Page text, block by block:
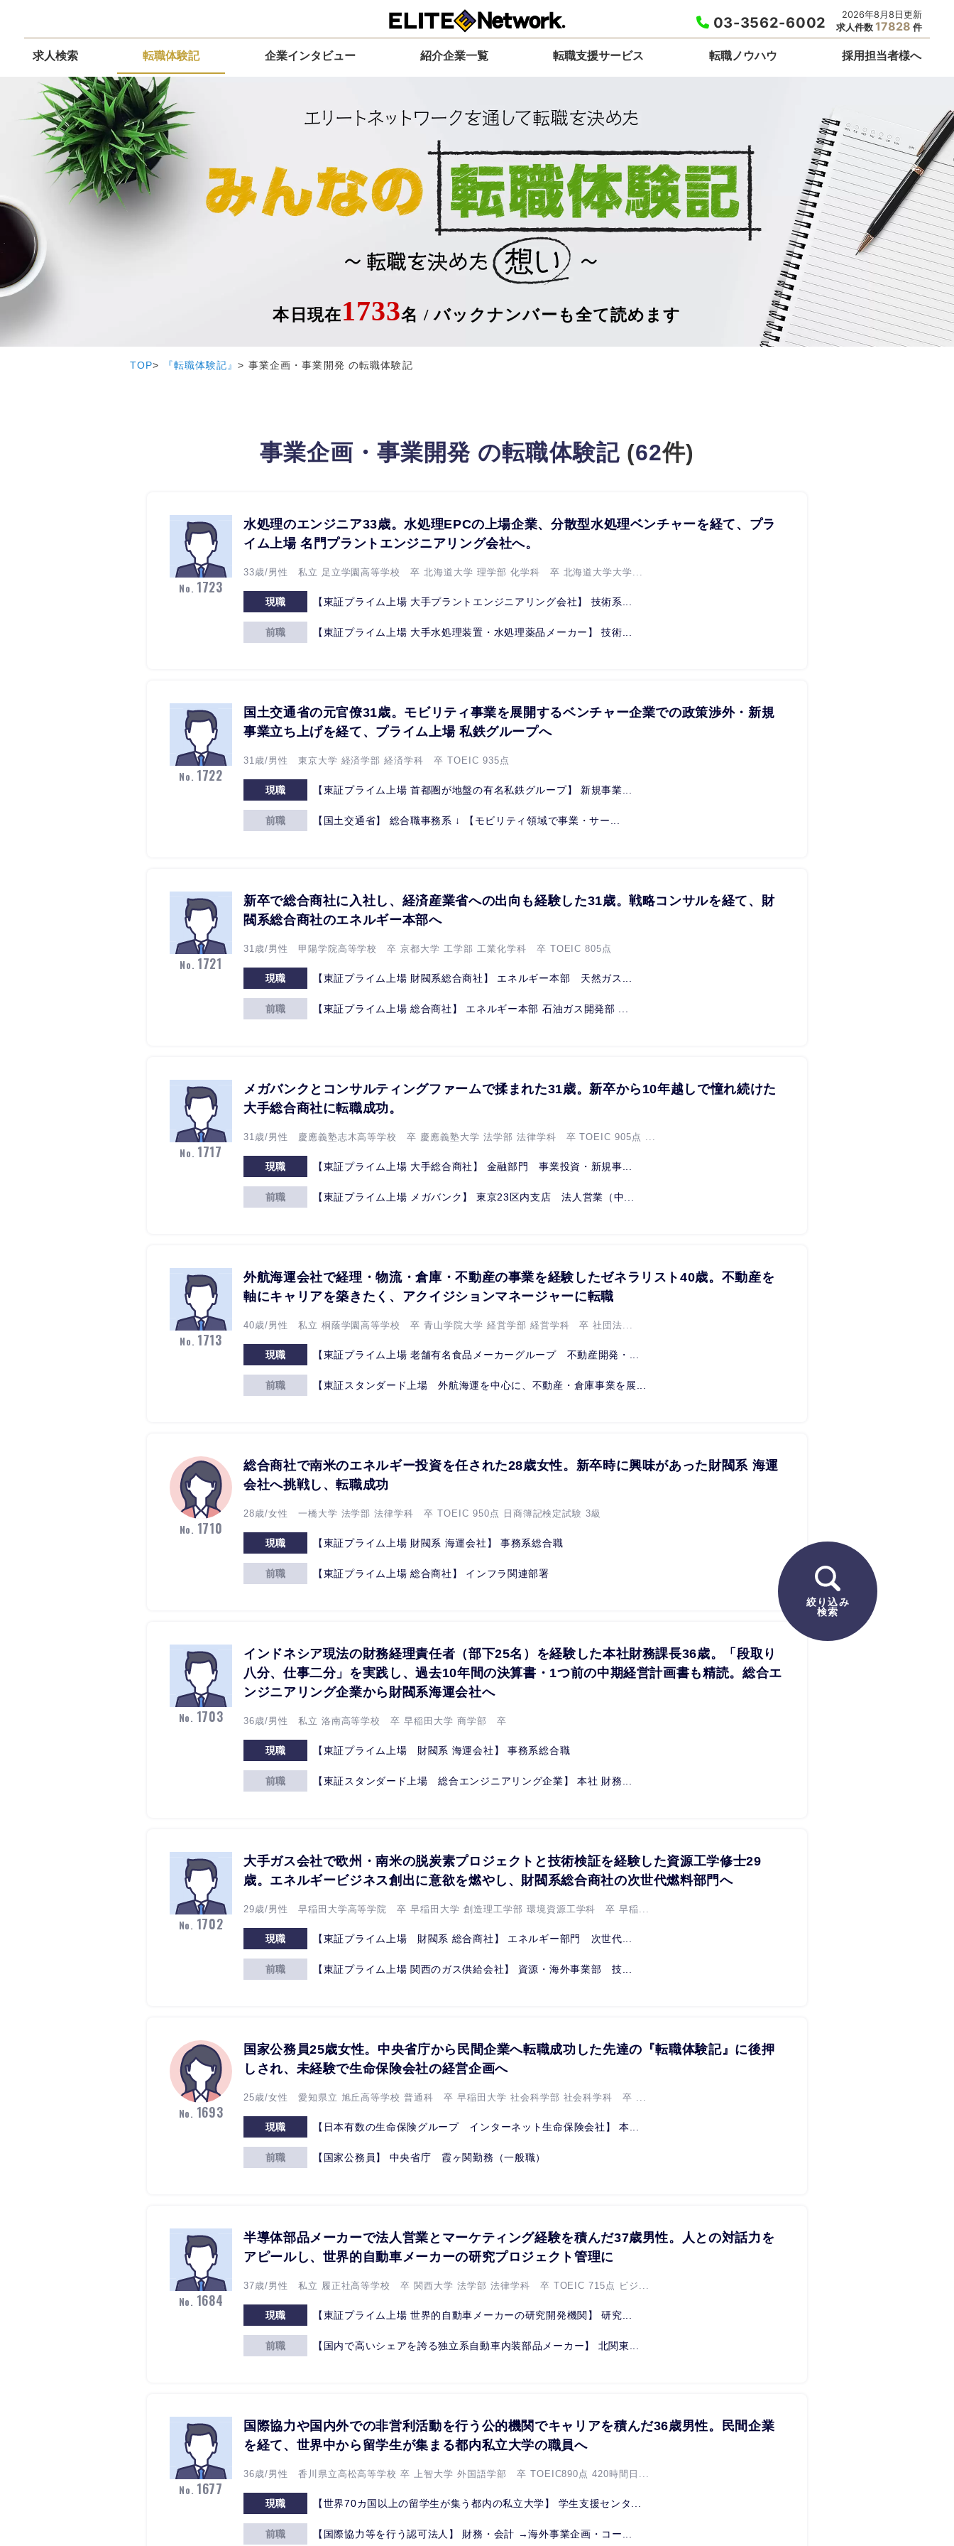
2026年8月8日更新
求人件数 17828 件
03-3562-6002
求人検索 転職体験記 企業インタビュー 紹介企業一覧 転職支援サービス 転職ノウハウ 採用担当者様へ
絞り込み
検索
本日現在1733名 /バックナンバーも全て読めます
TOP 『転職体験記』 事業企画・事業開発 の転職体験記
事業企画・事業開発 の転職体験記 (62件)
No. 1723
水処理のエンジニア33歳。水処理EPCの上場企業、分散型水処理ベンチャーを経て、プラ
イム上場 名門プラントエンジニアリング会社へ。
33歳/男性 私立 足立学園高等学校 卒 北海道大学 理学部 化学科 卒 北海道大学大学...
現職 【東証プライム上場 大手プラントエンジニアリング会社】 技術系...
前職 【東証プライム上場 大手水処理装置・水処理薬品メーカー】 技術...
No. 1722
国土交通省の元官僚31歳。モビリティ事業を展開するベンチャー企業での政策渉外・新規
事業立ち上げを経て、プライム上場 私鉄グループへ
31歳/男性 東京大学 経済学部 経済学科 卒 TOEIC 935点
現職 【東証プライム上場 首都圏が地盤の有名私鉄グループ】 新規事業...
前職 【国土交通省】 総合職事務系 ↓ 【モビリティ領域で事業・サー...
No. 1721
新卒で総合商社に入社し、経済産業省への出向も経験した31歳。戦略コンサルを経て、財
閥系総合商社のエネルギー本部へ
31歳/男性 甲陽学院高等学校 卒 京都大学 工学部 工業化学科 卒 TOEIC 805点
現職 【東証プライム上場 財閥系総合商社】 エネルギー本部 天然ガス...
前職 【東証プライム上場 総合商社】 エネルギー本部 石油ガス開発部 ...
No. 1717
メガバンクとコンサルティングファームで揉まれた31歳。新卒から10年越しで憧れ続けた
大手総合商社に転職成功。
31歳/男性 慶應義塾志木高等学校 卒 慶應義塾大学 法学部 法律学科 卒 TOEIC 905点 ...
現職 【東証プライム上場 大手総合商社】 金融部門 事業投資・新規事...
前職 【東証プライム上場 メガバンク】 東京23区内支店 法人営業（中...
No. 1713
外航海運会社で経理・物流・倉庫・不動産の事業を経験したゼネラリスト40歳。不動産を
軸にキャリアを築きたく、アクイジションマネージャーに転職
40歳/男性 私立 桐蔭学園高等学校 卒 青山学院大学 経営学部 経営学科 卒 社団法...
現職 【東証プライム上場 老舗有名食品メーカーグループ 不動産開発・...
前職 【東証スタンダード上場 外航海運を中心に、不動産・倉庫事業を展...
No. 1710
総合商社で南米のエネルギー投資を任された28歳女性。新卒時に興味があった財閥系 海運
会社へ挑戦し、転職成功
28歳/女性 一橋大学 法学部 法律学科 卒 TOEIC 950点 日商簿記検定試験 3級
現職 【東証プライム上場 財閥系 海運会社】 事務系総合職
前職 【東証プライム上場 総合商社】 インフラ関連部署
No. 1703
インドネシア現法の財務経理責任者（部下25名）を経験した本社財務課長36歳。「段取り
八分、仕事二分」を実践し、過去10年間の決算書・1つ前の中期経営計画書も精読。総合エ
ンジニアリング企業から財閥系海運会社へ
36歳/男性 私立 洛南高等学校 卒 早稲田大学 商学部 卒
現職 【東証プライム上場 財閥系 海運会社】 事務系総合職
前職 【東証スタンダード上場 総合エンジニアリング企業】 本社 財務...
No. 1702
大手ガス会社で欧州・南米の脱炭素プロジェクトと技術検証を経験した資源工学修士29
歳。エネルギービジネス創出に意欲を燃やし、財閥系総合商社の次世代燃料部門へ
29歳/男性 早稲田大学高等学院 卒 早稲田大学 創造理工学部 環境資源工学科 卒 早稲...
現職 【東証プライム上場 財閥系 総合商社】 エネルギー部門 次世代...
前職 【東証プライム上場 関西のガス供給会社】 資源・海外事業部 技...
No. 1693
国家公務員25歳女性。中央省庁から民間企業へ転職成功した先達の『転職体験記』に後押
しされ、未経験で生命保険会社の経営企画へ
25歳/女性 愛知県立 旭丘高等学校 普通科 卒 早稲田大学 社会科学部 社会科学科 卒 ...
現職 【日本有数の生命保険グループ インターネット生命保険会社】 本...
前職 【国家公務員】 中央省庁 霞ヶ関勤務（一般職）
No. 1684
半導体部品メーカーで法人営業とマーケティング経験を積んだ37歳男性。人との対話力を
アピールし、世界的自動車メーカーの研究プロジェクト管理に
37歳/男性 私立 履正社高等学校 卒 関西大学 法学部 法律学科 卒 TOEIC 715点 ビジ...
現職 【東証プライム上場 世界的自動車メーカーの研究開発機関】 研究...
前職 【国内で高いシェアを誇る独立系自動車内装部品メーカー】 北関東...
No. 1677
国際協力や国内外での非営利活動を行う公的機関でキャリアを積んだ36歳男性。民間企業
を経て、世界中から留学生が集まる都内私立大学の職員へ
36歳/男性 香川県立高松高等学校 卒 上智大学 外国語学部 卒 TOEIC890点 420時間日...
現職 【世界70カ国以上の留学生が集う都内の私立大学】 学生支援センタ...
前職 【国際協力等を行う認可法人】 財務・会計 →海外事業企画・コー...